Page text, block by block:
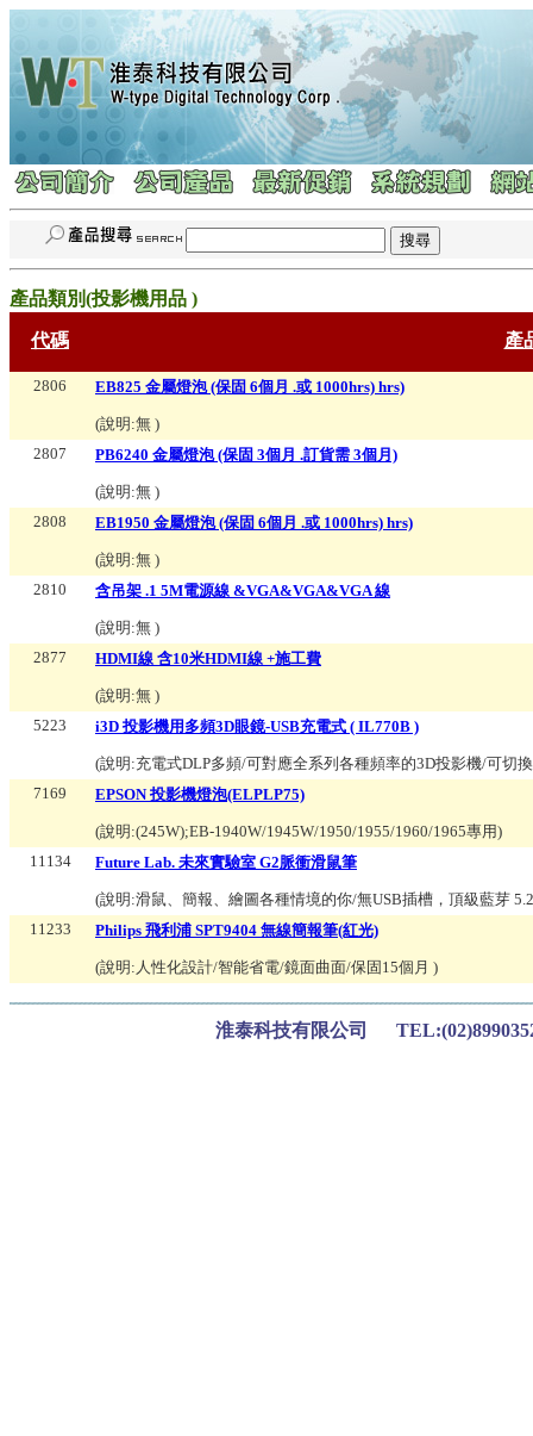
產品類別(投影機用品 )
代碼 產
2806 EB825 金屬燈泡 (保固 6個月 .或 1000hrs) hrs)
(說明:無 )
2807
PB6240 金屬燈泡 (保固 3個月 .訂貨需 3個月)
(說明:無 )
2808
EB1950 金屬燈泡 (保固 6個月 .或 1000hrs) hrs)
(說明:無 )
2810
含吊架 .1 5M電源線 &VGA&VGA&VGA 線
(說明:無 )
2877
HDMI線 含10米HDMI線 +施工費
(說明:無 )
5223
i3D 投影機用多頻3D眼鏡-USB充電式 ( IL770B )
(說明:充電式DLP多頻/可對應全系列各種頻率的3D投影機/可切
7169
EPSON 投影機燈泡(ELPLP75)
(說明:(245W);EB-1940W/1945W/1950/1955/1960/1965專用)
11134
Future Lab. 未來實驗室 G2脈衝滑鼠筆
(說明:滑鼠、簡報、繪圖各種情境的你/無USB插槽，頂級藍芽 5.2
11233
Philips 飛利浦 SPT9404 無線簡報筆(紅光)
(說明: 人性化設計/智能省電/鏡面曲面/保固15個月 )
淮泰科技有限公司